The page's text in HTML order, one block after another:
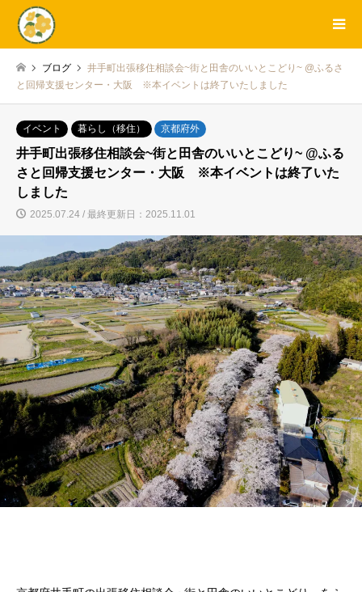
ブログ
井手町出張移住相談会~街と田舎のいいとこどり~ @ふるさ
と回帰支援センター・大阪 ※本イベントは終了いたしました
イベント 暮らし（移住） 京都府外
井手町出張移住相談会~街と田舎のいいとこどり~ @ふる
さと回帰支援センター・大阪 ※本イベントは終了いた
しました
2025.07.24 / 最終更新日：2025.11.01